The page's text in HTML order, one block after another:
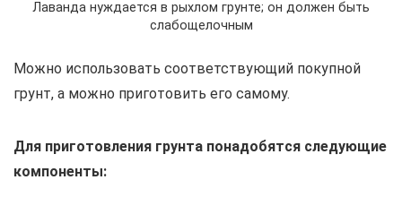
Лаванда нуждается в рыхлом грунте; он должен быть
слабощелочным
Можно использовать соответствующий покупной
грунт, а можно приготовить его самому.
Для приготовления грунта понадобятся следующие
компоненты: